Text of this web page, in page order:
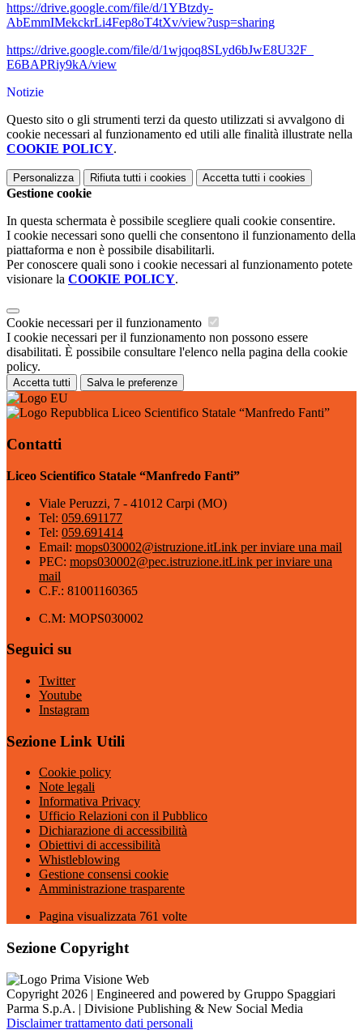
https://drive.google.com/file/d/1YBtzdy-
AbEmmIMekckrLi4Fep8oT4tXv/view?usp=sharing
https://drive.google.com/file/d/1wjqoq8SLyd6bJwE8U32F_
E6BAPRiy9kA/view
Notizie
Questo sito o gli strumenti terzi da questo utilizzati si avvalgono di
cookie necessari al funzionamento ed utili alle finalità illustrate nella
COOKIE POLICY.
Personalizza Rifiuta tutti i cookies Accetta tutti i cookies
Gestione cookie
In questa schermata è possibile scegliere quali cookie consentire.
I cookie necessari sono quelli che consentono il funzionamento della
piattaforma e non è possibile disabilitarli.
Per conoscere quali sono i cookie necessari al funzionamento potete
visionare la COOKIE POLICY.
Cookie necessari per il funzionamento
I cookie necessari per il funzionamento non possono essere
disabilitati. È possibile consultare l'elenco nella pagina della cookie
policy.
Accetta tutti Salva le preferenze
Liceo Scientifico Statale “Manfredo Fanti”
Contatti
Liceo Scientifico Statale “Manfredo Fanti”
Viale Peruzzi, 7 - 41012 Carpi (MO)
Tel: 059.691177
Tel: 059.691414
Email: mops030002@istruzione.itLink per inviare una mail
PEC: mops030002@pec.istruzione.itLink per inviare una
mail
C.F.: 81001160365
C.M: MOPS030002
Seguici su
Twitter
Youtube
Instagram
Sezione Link Utili
Cookie policy
Note legali
Informativa Privacy
Ufficio Relazioni con il Pubblico
Dichiarazione di accessibilità
Obiettivi di accessibilità
Whistleblowing
Gestione consensi cookie
Amministrazione trasparente
Pagina visualizzata 761 volte
Sezione Copyright
Copyright 2026 | Engineered and powered by Gruppo Spaggiari
Parma S.p.A. | Divisione Publishing & New Social Media
Disclaimer trattamento dati personali